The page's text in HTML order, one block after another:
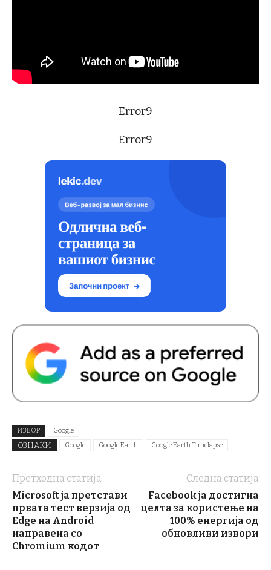
Error9
Error9
ИЗВОР Google
ОЗНАКИ Google Google Earth Google Earth Timelapse
Претходна статија
Microsoft ја претстави
првата тест верзија од
Edge на Android
направена со
Chromium кодот
Следна статија
Facebook ја достигна
целта за користење на
100% енергија од
обновливи извори